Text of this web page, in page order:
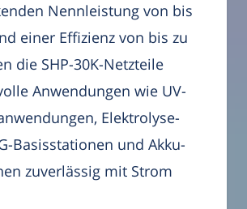
Nennleistung von bis
einer Effizienz von bis zu
die SHP-30K-Netzteile
Anwendungen wie UV-
Elektrolyse-
Basisstationen und Akku-
zuverlässig mit Strom